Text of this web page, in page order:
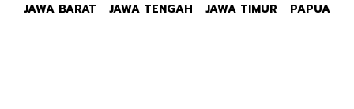
JAWA BARAT
JAWA TENGAH JAWA TIMUR PAPUA